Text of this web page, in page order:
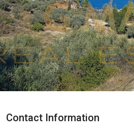
Contact Information